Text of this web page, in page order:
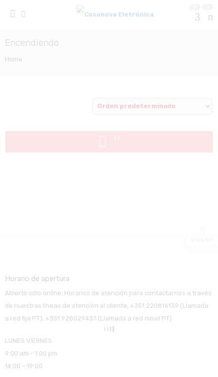
Encendiendo
Home
Horario de apertura
Abierto sólo online: Horarios de atención para contactarnos a través
de nuestras líneas de atención al cliente, +351 220816139 (Llamada
a red fija PT), +351 928029437 (Llamada a red móvil PT)
LUNES VIERNES
9:00 am – 1:00 pm
14:00 – 19:00